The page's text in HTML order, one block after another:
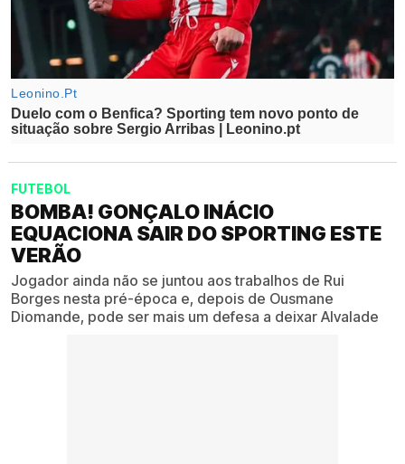
FUTEBOL
BOMBA! GONÇALO INÁCIO
EQUACIONA SAIR DO SPORTING ESTE
VERÃO
Jogador ainda não se juntou aos trabalhos de Rui
Borges nesta pré-época e, depois de Ousmane
Diomande, pode ser mais um defesa a deixar Alvalade